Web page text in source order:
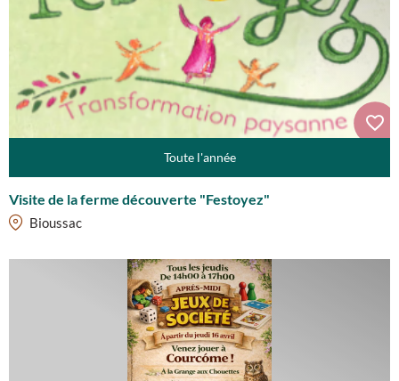
Toute l'année
Visite de la ferme découverte "Festoyez"
Bioussac